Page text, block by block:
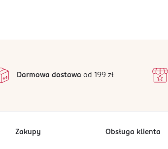
Darmowa dostawa od 199 zł
Zakupy Obsługa klienta